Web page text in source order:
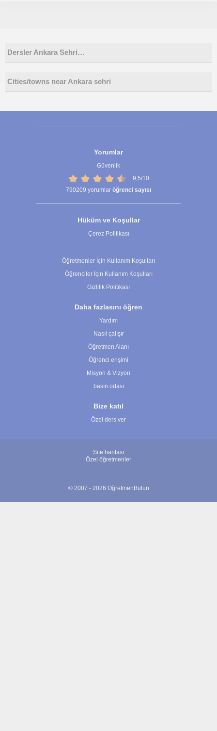
Dersler Ankara Sehri…
Cities/towns near Ankara sehri
Yorumlar
Güvenlik
9,5/10
790209 yorumlar öğrenci sayısı
Hüküm ve Koşullar
Çerez Politikası
Öğretmenler İçin Kullanım Koşulları
Öğrenciler İçin Kullanım Koşulları
Gizlilik Politikası
Daha fazlasını öğren
Yardım
Nasıl çalışır
Öğretmen Alanı
Öğrenci erişimi
Misyon & Vizyon
basın odası
Bize katıl
Özel ders ver
Site haritası
Özel öğretmenler
© 2007 - 2026 ÖğretmenBulun